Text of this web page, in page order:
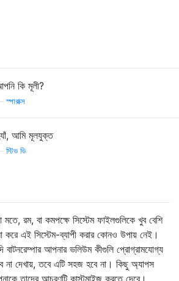
কি মূলী?
—স্পারাক্স
আমি মূলযুক্ত
স্টিভ ভি
মতে, রম, বা কমপক্ষে সিস্টেম ফাইলগুলিকে খুব বেশি
করে এই সিস্টেম-ব্যাপী করার কোনও উপায় নেই।
বাটনরেম্পার আপনার ভলিউম কীগুলি প্রোগ্রামযোগ্য
না দেখায়, তবে এটি সহজ হবে না। কিছু অ্যাপস
তাদের আচরণটি কাস্টমাইজ করতে দেবে।